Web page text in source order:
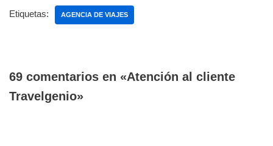
Etiquetas: AGENCIA DE VIAJES
69 comentarios en «Atención al cliente
Travelgenio»